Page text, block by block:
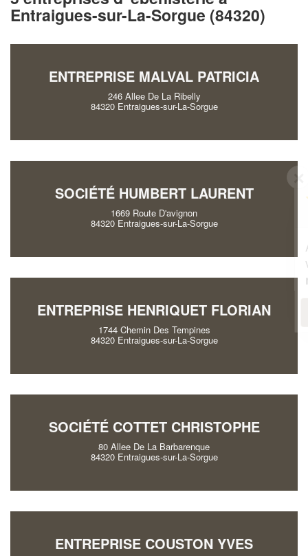
Entraigues-sur-La-Sorgue (84320)
ENTREPRISE MALVAL PATRICIA
246 Allee De La Ribelly
84320 Entraigues-sur-La-Sorgue
SOCIÉTÉ HUMBERT LAURENT
1669 Route D'avignon
84320 Entraigues-sur-La-Sorgue
ENTREPRISE HENRIQUET FLORIAN
1744 Chemin Des Tempines
84320 Entraigues-sur-La-Sorgue
SOCIÉTÉ COTTET CHRISTOPHE
80 Allee De La Barbarenque
84320 Entraigues-sur-La-Sorgue
ENTREPRISE COUSTON YVES
Vous êtes un
professionnel ?
vosmargestout en gagnant de
nouveaux clients!
En savoir plus